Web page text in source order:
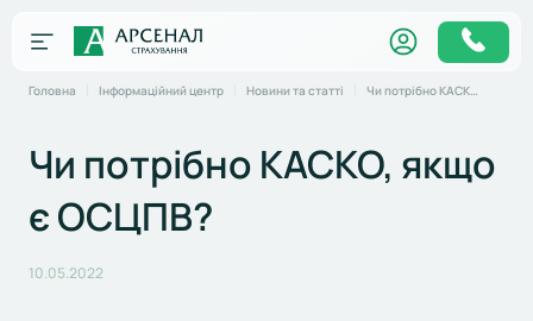
Головна Інформаційний центр Новини та статті Чи потрібно КАСКО, якщо є ОСЦПВ?
Чи потрібно КАСКО, якщо
є ОСЦПВ?
10.05.2022